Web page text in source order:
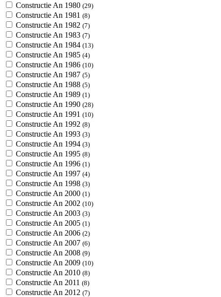
Constructie An 1980 (29)
Constructie An 1981 (8)
Constructie An 1982 (7)
Constructie An 1983 (7)
Constructie An 1984 (13)
Constructie An 1985 (4)
Constructie An 1986 (10)
Constructie An 1987 (5)
Constructie An 1988 (5)
Constructie An 1989 (1)
Constructie An 1990 (28)
Constructie An 1991 (10)
Constructie An 1992 (8)
Constructie An 1993 (3)
Constructie An 1994 (3)
Constructie An 1995 (8)
Constructie An 1996 (1)
Constructie An 1997 (4)
Constructie An 1998 (3)
Constructie An 2000 (1)
Constructie An 2002 (10)
Constructie An 2003 (3)
Constructie An 2005 (1)
Constructie An 2006 (2)
Constructie An 2007 (6)
Constructie An 2008 (9)
Constructie An 2009 (10)
Constructie An 2010 (8)
Constructie An 2011 (8)
Constructie An 2012 (7)